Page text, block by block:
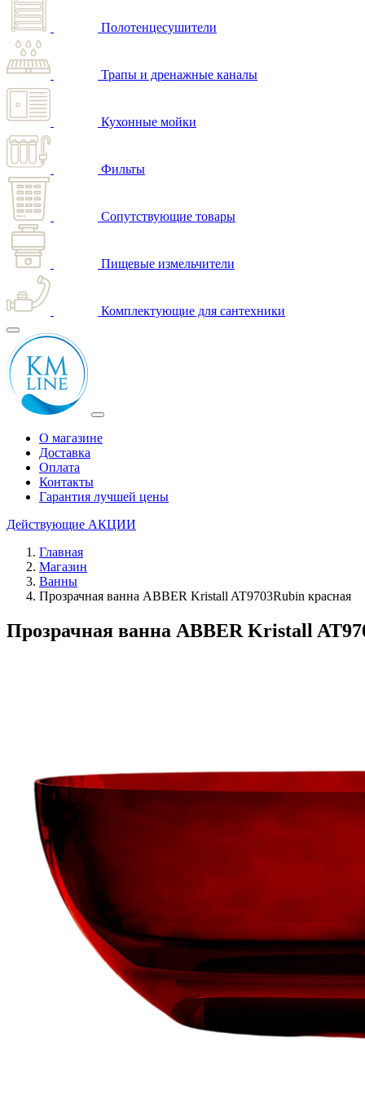
Полотенцесушители
Трапы и дренажные каналы
Кухонные мойки
Фильты
Сопутствующие товары
Пищевые измельчители
Комплектующие для сантехники
О магазине
Доставка
Оплата
Контакты
Гарантия лучшей цены
Действующие АКЦИИ
Главная
Магазин
Ванны
Прозрачная ванна ABBER Kristall AT9703Rubin красная
Прозрачная ванна ABBER Kristall